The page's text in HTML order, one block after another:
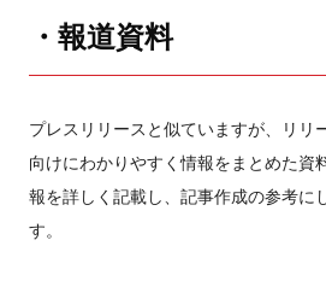
・報道資料
プレスリリースと似ていますが、リリ
向けにわかりやすく情報をまとめた資
報を詳しく記載し、記事作成の参考に
す。